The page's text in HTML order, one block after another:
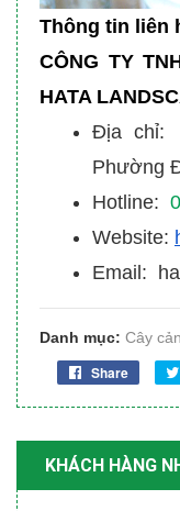
Thông tin liên
CÔNG TY
HATA
Địa chỉ:
Phường
Hotline:
Website:
Email:
Danh mục: Cây
Share
KHÁCH HÀNG